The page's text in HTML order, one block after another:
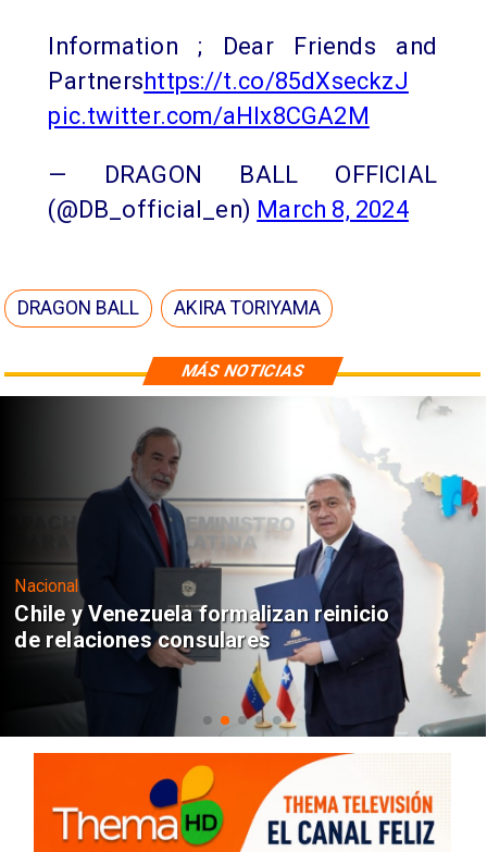
MÁS NOTICIAS
Information ; Dear Friends and
Partnershttps://t.co/85dXseckzJ
pic.twitter.com/aHlx8CGA2M
— DRAGON BALL OFFICIAL
(@DB_official_en) March 8, 2024
DRAGON BALL AKIRA TORIYAMA
Nacional
Chile y Venezuela formalizan reinicio
de relaciones consulares